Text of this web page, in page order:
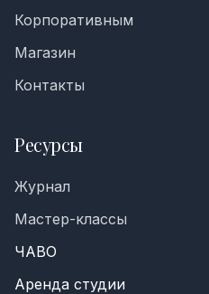
Корпоративным
Магазин
Контакты
Ресурсы
Журнал
Мастер-классы
ЧАВО
Аренда студии